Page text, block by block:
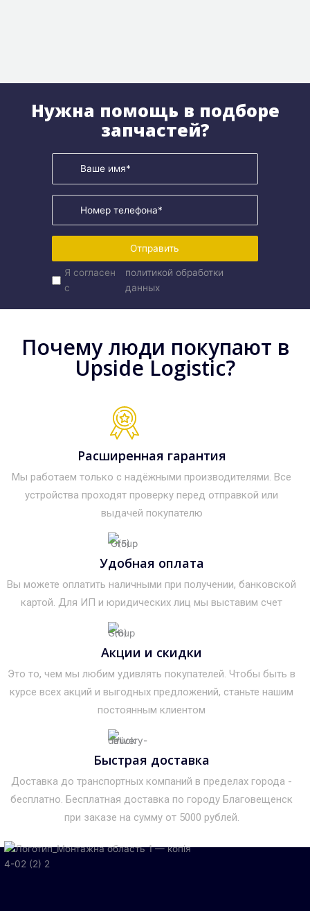
Нужна помощь в подборе
запчастей?
Отправить
Я согласен
с
политикой обработки
данных
Почему люди покупают в
Upside Logistic?
Расширенная гарантия
Мы работаем только с надёжными производителями. Все
устройства проходят проверку перед отправкой или
выдачей покупателю
Удобная оплата
Вы можете оплатить наличными при получении, банковской
картой. Для ИП и юридических лиц мы выставим счет
Акции и скидки
Это то, чем мы любим удивлять покупателей. Чтобы быть в
курсе всех акций и выгодных предложений, станьте нашим
постоянным клиентом
Быстрая доставка
Доставка до транспортных компаний в пределах города -
бесплатно. Бесплатная доставка по городу Благовещенск
при заказе на сумму от 5000 рублей.